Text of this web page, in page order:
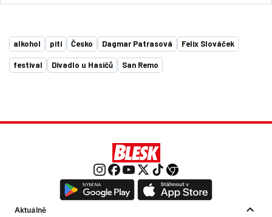
alkohol pití Česko Dagmar Patrasová Felix Slováček
festival Divadlo u Hasičů San Remo
Aktuálně